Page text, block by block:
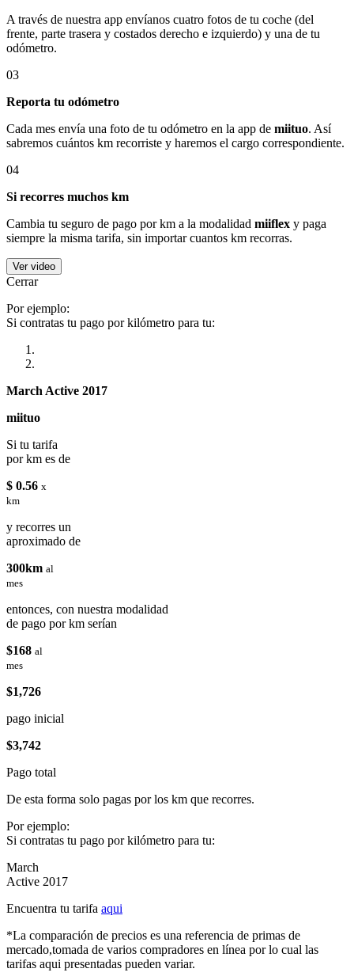
A través de nuestra app envíanos cuatro fotos de tu coche (del
frente, parte trasera y costados derecho e izquierdo) y una de tu
odómetro.
03
Reporta tu odómetro
Cada mes envía una foto de tu odómetro en la app de miituo. Así
sabremos cuántos km recorriste y haremos el cargo correspondiente.
04
Si recorres muchos km
Cambia tu seguro de pago por km a la modalidad miiflex y paga
siempre la misma tarifa, sin importar cuantos km recorras.
Ver video
Cerrar
Por ejemplo:
Si contratas tu pago por kilómetro para tu:
March Active 2017
miituo
Si tu tarifa
por km es de
$ 0.56 x
km
y recorres un
aproximado de
300km al
mes
entonces, con nuestra modalidad
de pago por km serían
$168 al
mes
$1,726
pago inicial
$3,742
Pago total
De esta forma solo pagas por los km que recorres.
Por ejemplo:
Si contratas tu pago por kilómetro para tu:
March
Active 2017
Encuentra tu tarifa aqui
*La comparación de precios es una referencia de primas de
mercado,tomada de varios compradores en línea por lo cual las
tarifas aqui presentadas pueden variar.